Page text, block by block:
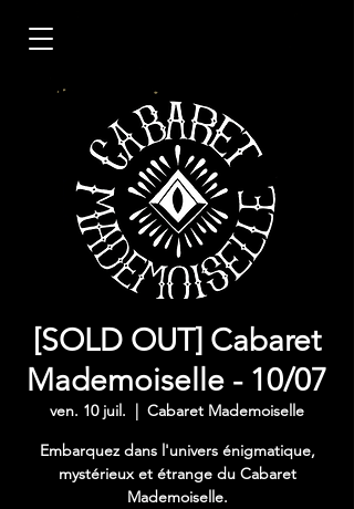
[SOLD OUT] Cabaret
Mademoiselle - 10/07
ven. 10 juil.
  |
Cabaret Mademoiselle
Embarquez dans l'univers énigmatique,
mystérieux et étrange du Cabaret
Mademoiselle.